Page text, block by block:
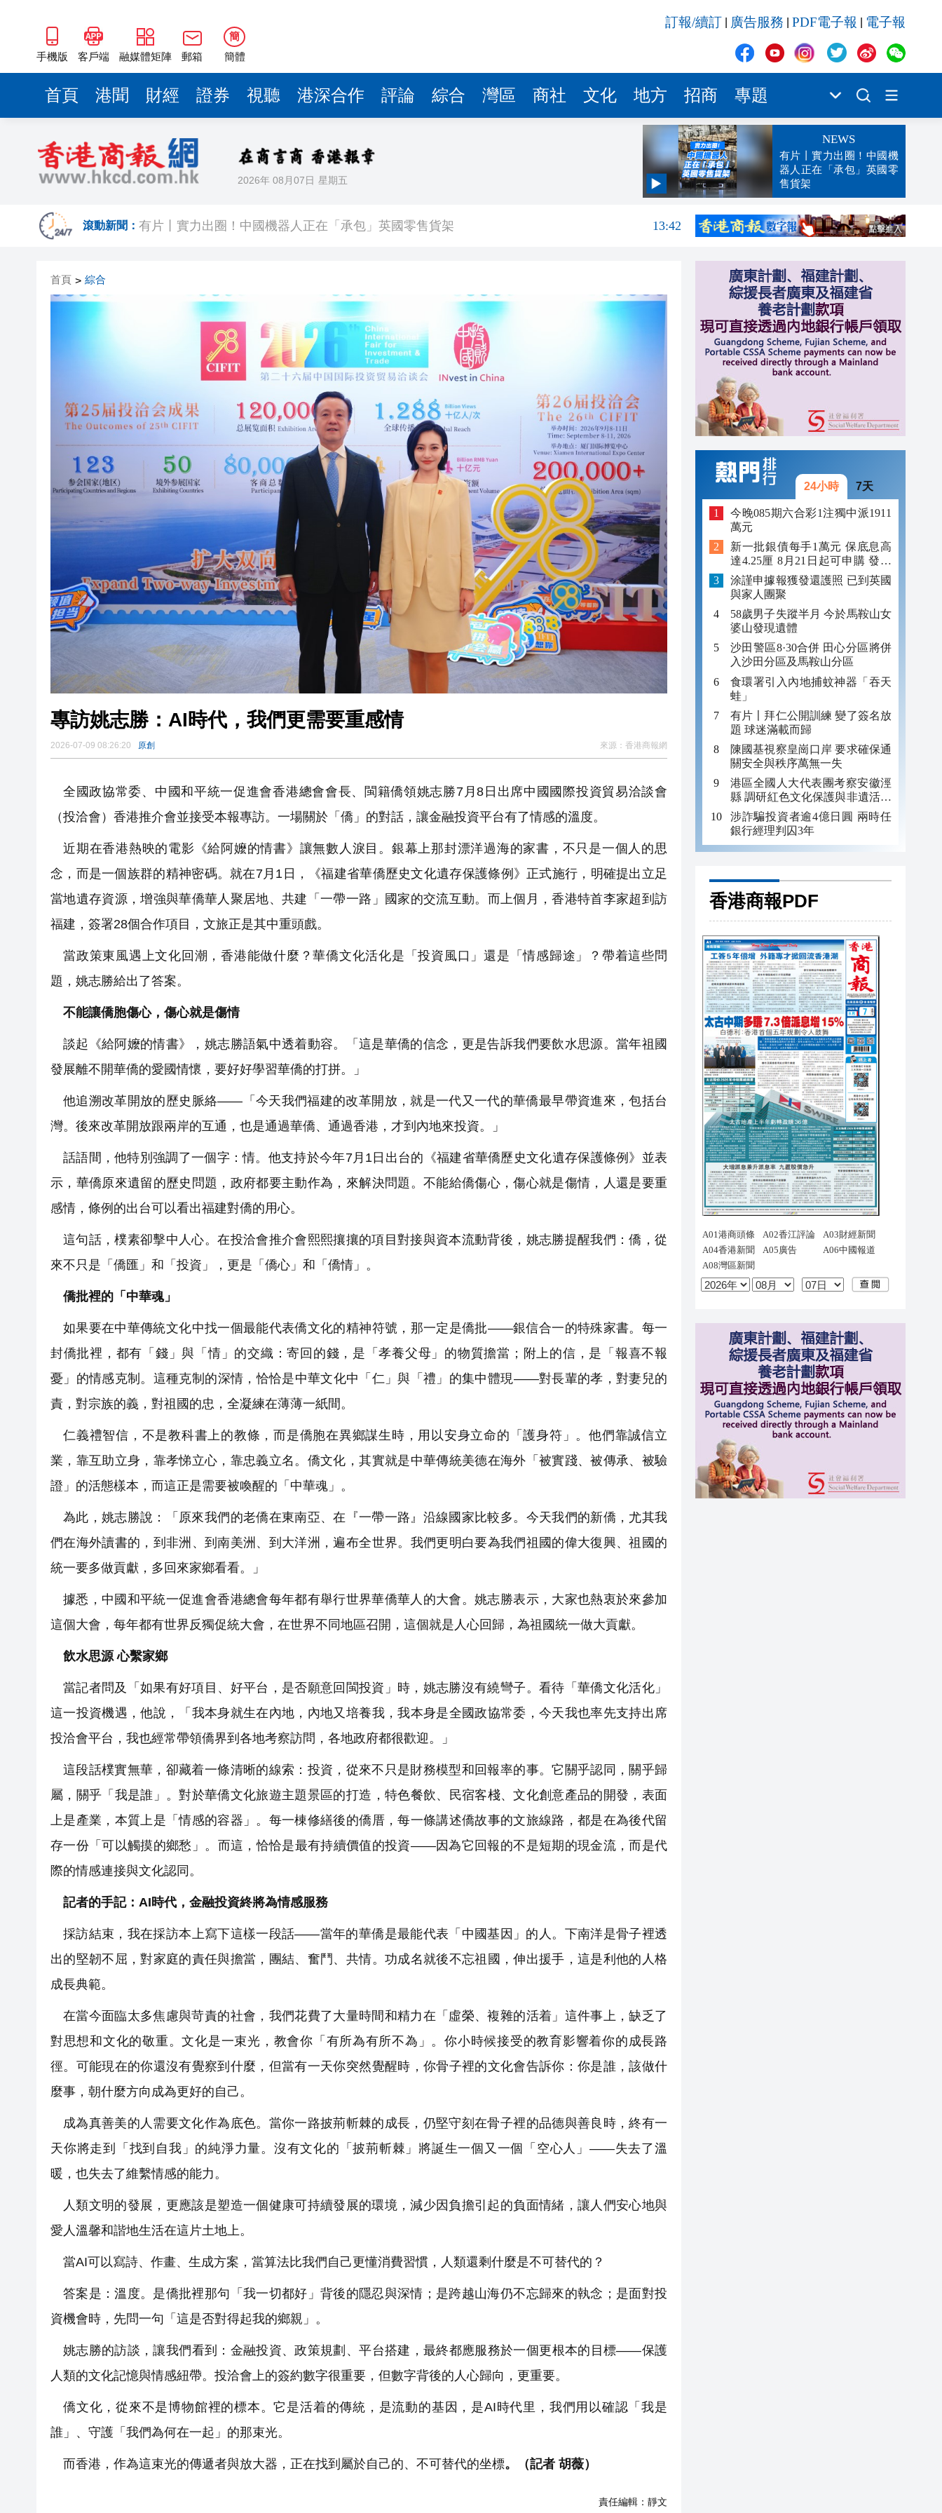
手機版 客戶端 融媒體矩陣 郵箱
簡
簡體
訂報/續訂 廣告服務 PDF電子報 電子報
首頁 港聞 財經 證券 視聽 港深合作 評論 綜合 灣區 商社 文化 地方 招商 專題
2026年 08月07日 星期五
NEWS
有片丨實力出圈！中國機
器人正在「承包」英國零
售貨架
滾動新聞：
13:47
有片丨實力出圈！中國機器人正在「承包」英國零售貨架
13:42
華僑銀行上半年純利按年增13%至41.95億坡元 中期息47坡仙
13:02
有片｜香港夜空出現罕見漁火光柱 網民：看見的人會幸運
【新股最前線】拿森科技上市首日早盤漲逾七成
有片〡霍啟剛FB「當你看見可以吃的毛筆」網民點贊：滿腹墨水
首頁 > 綜合
專訪姚志勝：AI時代，我們更需要重感情
2026-07-09 08:26:20 原創 來源： 香港商報網
全國政協常委、中國和平統一促進會香港總會會長、閩籍僑領姚志勝7月8日出席中國國際投資貿易洽談會
（投洽會）香港推介會並接受本報專訪。一場關於「僑」的對話，讓金融投資平台有了情感的溫度。
近期在香港熱映的電影《給阿嬤的情書》讓無數人淚目。銀幕上那封漂洋過海的家書，不只是一個人的思
念，而是一個族群的精神密碼。就在7月1日，《福建省華僑歷史文化遺存保護條例》正式施行，明確提出立足
當地遺存資源，增強與華僑華人聚居地、共建「一帶一路」國家的交流互動。而上個月，香港特首李家超到訪
福建，簽署28個合作項目，文旅正是其中重頭戲。
當政策東風遇上文化回潮，香港能做什麼？華僑文化活化是「投資風口」還是「情感歸途」？帶着這些問
題，姚志勝給出了答案。
不能讓僑胞傷心，傷心就是傷情
談起《給阿嬤的情書》，姚志勝語氣中透着動容。「這是華僑的信念，更是告訴我們要飲水思源。當年祖國
發展離不開華僑的愛國情懷，要好好學習華僑的打拼。」
他追溯改革開放的歷史脈絡——「今天我們福建的改革開放，就是一代又一代的華僑最早帶資進來，包括台
灣。後來改革開放跟兩岸的互通，也是通過華僑、通過香港，才到內地來投資。」
話語間，他特別強調了一個字：情。他支持於今年7月1日出台的《福建省華僑歷史文化遺存保護條例》並表
示，華僑原來遺留的歷史問題，政府都要主動作為，來解決問題。不能給僑傷心，傷心就是傷情，人還是要重
感情，條例的出台可以看出福建對僑的用心。
這句話，樸素卻擊中人心。在投洽會推介會熙熙攘攘的項目對接與資本流動背後，姚志勝提醒我們：僑，從
來不只是「僑匯」和「投資」，更是「僑心」和「僑情」。
僑批裡的「中華魂」
如果要在中華傳統文化中找一個最能代表僑文化的精神符號，那一定是僑批——銀信合一的特殊家書。每一
封僑批裡，都有「錢」與「情」的交織：寄回的錢，是「孝養父母」的物質擔當；附上的信，是「報喜不報
憂」的情感克制。這種克制的深情，恰恰是中華文化中「仁」與「禮」的集中體現——對長輩的孝，對妻兒的
責，對宗族的義，對祖國的忠，全凝練在薄薄一紙間。
仁義禮智信，不是教科書上的教條，而是僑胞在異鄉謀生時，用以安身立命的「護身符」。他們靠誠信立
業，靠互助立身，靠孝悌立心，靠忠義立名。僑文化，其實就是中華傳統美德在海外「被實踐、被傳承、被驗
證」的活態樣本，而這正是需要被喚醒的「中華魂」。
為此，姚志勝說：「原來我們的老僑在東南亞、在『一帶一路』沿線國家比較多。今天我們的新僑，尤其我
們在海外讀書的，到非洲、到南美洲、到大洋洲，遍布全世界。我們更明白要為我們祖國的偉大復興、祖國的
統一要多做貢獻，多回來家鄉看看。」
據悉，中國和平統一促進會香港總會每年都有舉行世界華僑華人的大會。姚志勝表示，大家也熱衷於來參加
這個大會，每年都有世界反獨促統大會，在世界不同地區召開，這個就是人心回歸，為祖國統一做大貢獻。
飲水思源 心繫家鄉
當記者問及「如果有好項目、好平台，是否願意回閩投資」時，姚志勝沒有繞彎子。看待「華僑文化活化」
這一投資機遇，他說，「我本身就生在內地，內地又培養我，我本身是全國政協常委，今天我也率先支持出席
投洽會平台，我也經常帶領僑界到各地考察訪問，各地政府都很歡迎。」
這段話樸實無華，卻藏着一條清晰的線索：投資，從來不只是財務模型和回報率的事。它關乎認同，關乎歸
屬，關乎「我是誰」。對於華僑文化旅遊主題景區的打造，特色餐飲、民宿客棧、文化創意產品的開發，表面
上是產業，本質上是「情感的容器」。每一棟修繕後的僑厝，每一條講述僑故事的文旅線路，都是在為後代留
存一份「可以觸摸的鄉愁」。而這，恰恰是最有持續價值的投資——因為它回報的不是短期的現金流，而是代
際的情感連接與文化認同。
記者的手記：AI時代，金融投資終將為情感服務
採訪結束，我在採訪本上寫下這樣一段話——當年的華僑是最能代表「中國基因」的人。下南洋是骨子裡透
出的堅韌不屈，對家庭的責任與擔當，團結、奮鬥、共情。功成名就後不忘祖國，伸出援手，這是利他的人格
成長典範。
在當今面臨太多焦慮與苛責的社會，我們花費了大量時間和精力在「虛榮、複雜的活着」這件事上，缺乏了
對思想和文化的敬重。文化是一束光，教會你「有所為有所不為」。你小時候接受的教育影響着你的成長路
徑。可能現在的你還沒有覺察到什麼，但當有一天你突然覺醒時，你骨子裡的文化會告訴你：你是誰，該做什
麼事，朝什麼方向成為更好的自己。
成為真善美的人需要文化作為底色。當你一路披荊斬棘的成長，仍堅守刻在骨子裡的品德與善良時，終有一
天你將走到「找到自我」的純淨力量。沒有文化的「披荊斬棘」將誕生一個又一個「空心人」——失去了溫
暖，也失去了維繫情感的能力。
人類文明的發展，更應該是塑造一個健康可持續發展的環境，減少因負擔引起的負面情緒，讓人們安心地與
愛人溫馨和諧地生活在這片土地上。
當AI可以寫詩、作畫、生成方案，當算法比我們自己更懂消費習慣，人類還剩什麼是不可替代的？
答案是：溫度。是僑批裡那句「我一切都好」背後的隱忍與深情；是跨越山海仍不忘歸來的執念；是面對投
資機會時，先問一句「這是否對得起我的鄉親」。
姚志勝的訪談，讓我們看到：金融投資、政策規劃、平台搭建，最終都應服務於一個更根本的目標——保護
人類的文化記憶與情感紐帶。投洽會上的簽約數字很重要，但數字背後的人心歸向，更重要。
僑文化，從來不是博物館裡的標本。它是活着的傳統，是流動的基因，是AI時代里，我們用以確認「我是
誰」、守護「我們為何在一起」的那束光。
而香港，作為這束光的傳遞者與放大器，正在找到屬於自己的、不可替代的坐標。（記者 胡薇）
責任編輯： 靜文
24小時 7天
今晚085期六合彩1注獨中派1911
萬元
新一批銀債每手1萬元 保底息高
達4.25厘 8月21日起可申購 發行
金額最多550億
涂謹申據報獲發還護照 已到英國
與家人團聚
58歲男子失蹤半月 今於馬鞍山女
婆山發現遺體
沙田警區8·30合併 田心分區將併
入沙田分區及馬鞍山分區
食環署引入內地捕蚊神器「吞天
蛙」
有片〡拜仁公開訓練 變了簽名放
題 球迷滿載而歸
陳國基視察皇崗口岸 要求確保通
關安全與秩序萬無一失
港區全國人大代表團考察安徽涇
縣 調研紅色文化保護與非遺活態
傳承
涉詐騙投資者逾4億日圓 兩時任
銀行經理判囚3年
香港商報PDF